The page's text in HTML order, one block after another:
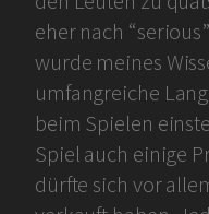
eher nach
wurde meines
umfangreiche
beim Spielen
Spiel auch einige
dürfte sich vor